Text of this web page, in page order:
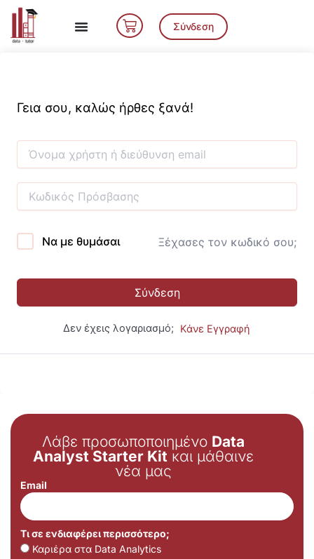
Μετάβαση
περιεχόμενο
Cart Σύνδεση
Γεια σου, καλώς ήρθες ξανά!
Να με θυμάσαι Ξέχασες τον κωδικό σου;
Σύνδεση
Δεν έχεις λογαριασμό; Κάνε Εγγραφή
Λάβε προσωποποιημένο Data
Analyst Starter Kit και μάθαινε
νέα μας
Email
Τι σε ενδιαφέρει περισσότερο;
Καριέρα στα Data Analytics